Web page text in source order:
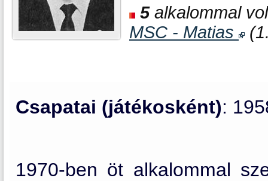
5alkalommal
MSC - Matias
Csapatai (játékosként):
1970-ben öt alkalommal